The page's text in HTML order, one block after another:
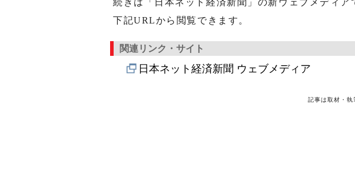
続きは「日本ネット経済新聞」の新ウェブメディア
下記URLから閲覧できます。
関連リンク・サイト
日本ネット経済新聞 ウェブメディア
記事は取材・執